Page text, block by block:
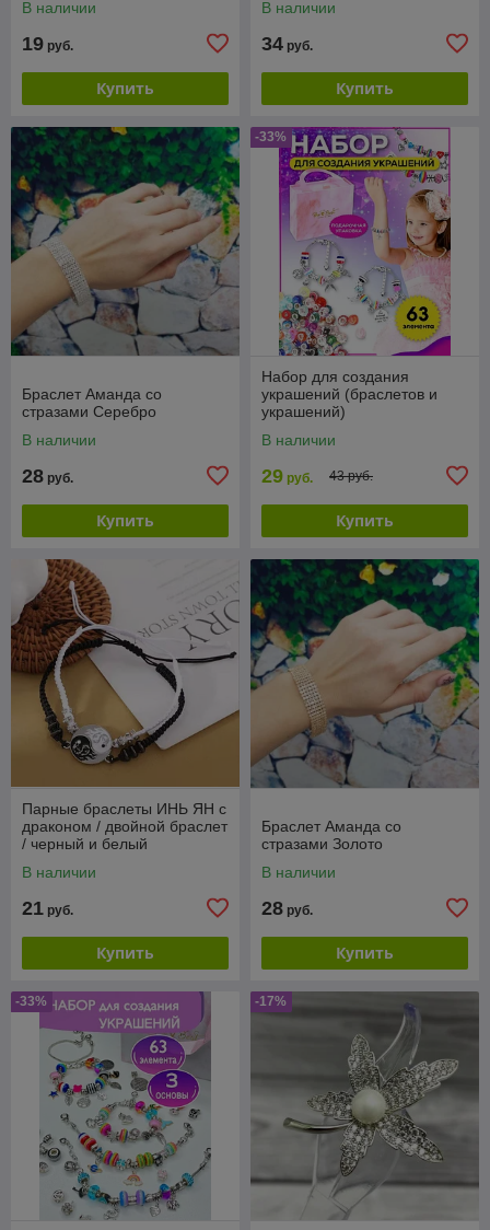
В наличии
19 руб.
Купить
женское на
В наличии
34 руб.
Купить
Браслет Аманда со
стразами Серебро
В наличии
28 руб.
Купить
-33%
Набор для создания
украшений (браслетов и
украшений)
В наличии
29 руб. 43 руб.
Купить
Парные браслеты ИНЬ ЯН с
драконом / двойной браслет
/ черный и белый
В наличии
21 руб.
Купить
Браслет Аманда со
стразами Золото
В наличии
28 руб.
Купить
-33% -17%